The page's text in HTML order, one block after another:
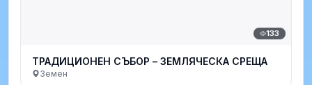
133
ТРАДИЦИОНЕН СЪБОР – ЗЕМЛЯЧЕСКА СРЕЩА
Земен